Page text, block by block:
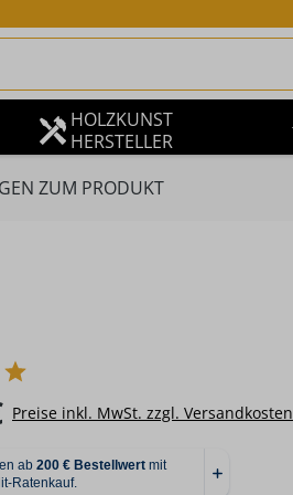
HOLZKUNST
HERSTELLER
ZUM PRODUKT
Preise inkl. MwSt. zzgl. Versandkosten